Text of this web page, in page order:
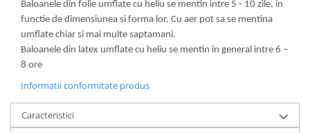
Baloanele din folie umflate cu heliu se mentin intre 5 - 10 zile, in
functie de dimensiunea si forma lor. Cu aer pot sa se mentina
umflate chiar si mai multe saptamani.
Baloanele din latex umflate cu heliu se mentin in general intre 6 –
8 ore
Informatii conformitate produs
Caracteristici